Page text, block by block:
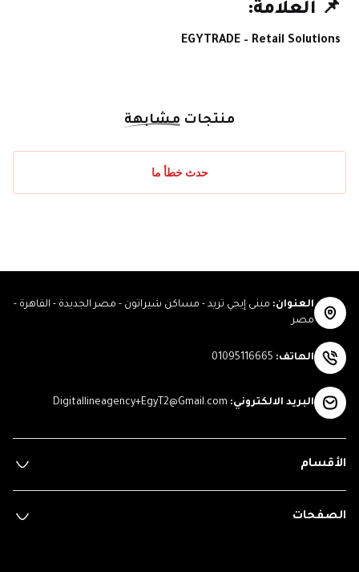
📌 العلامة:
EGYTRADE – Retail Solutions
منتجات مشابهة
حدث خطأ ما
العنوان: مبنى إيجي تريد - مساكن شيراتون - مصر الجديدة - القاهرة -
مصر
الهاتف:
01095116665
البريد الالكتروني:
Digitallineagency+EgyT2@Gmail.com
الأقسام
الصفحات